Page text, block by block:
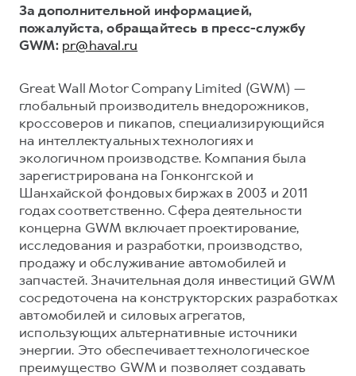
За дополнительной информацией,
пожалуйста, обращайтесь в пресс-службу
GWM: pr@haval.ru
Great Wall Motor Company Limited (GWM) —
глобальный производитель внедорожников,
кроссоверов и пикапов, специализирующийся
на интеллектуальных технологиях и
экологичном производстве. Компания была
зарегистрирована на Гонконгской и
Шанхайской фондовых биржах в 2003 и 2011
годах соответственно. Сфера деятельности
концерна GWM включает проектирование,
исследования и разработки, производство,
продажу и обслуживание автомобилей и
запчастей. Значительная доля инвестиций GWM
сосредоточена на конструкторских разработках
автомобилей и силовых агрегатов,
использующих альтернативные источники
энергии. Это обеспечивает технологическое
преимущество GWM и позволяет создавать